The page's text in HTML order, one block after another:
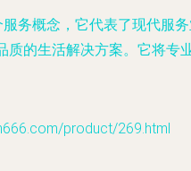
务概念，它代表了现代
的生活解决方案。它将专
product/269.html